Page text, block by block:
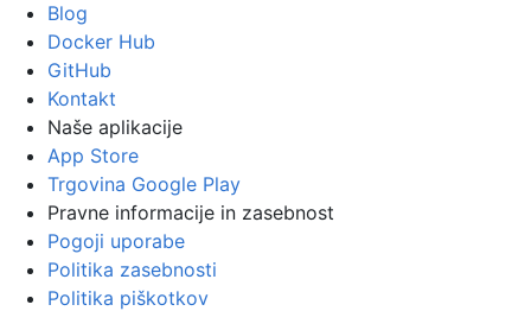
Blog
Docker Hub
GitHub
Kontakt
Naše aplikacije
App Store
Trgovina Google Play
Pravne informacije in zasebnost
Pogoji uporabe
Politika zasebnosti
Politika piškotkov